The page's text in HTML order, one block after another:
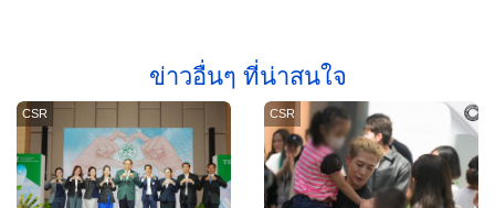
ข่าวอื่นๆ ที่น่าสนใจ
CSR CSR